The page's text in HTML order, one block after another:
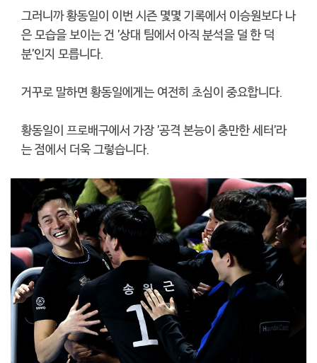
그러니까 황동일이 이번 시즌 몇몇 기록에서 이승원보다 나
은 모습을 보이는 건 '상대 팀에서 아직 분석을 덜 한 덕
분'인지 모릅니다.
거꾸로 말하면 황동일에게는 여전히 초심이 중요합니다.
황동일이 프로배구에서 가장 '공격 본능이 충만한 세터'라
는 점에서 더욱 그렇습니다.